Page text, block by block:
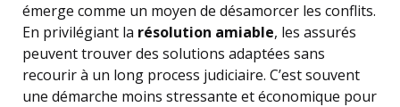
émerge comme un moyen de désamorcer les conflits.
En privilégiant la résolution amiable, les assurés
peuvent trouver des solutions adaptées sans
recourir à un long process judiciaire. C’est souvent
une démarche moins stressante et économique pour